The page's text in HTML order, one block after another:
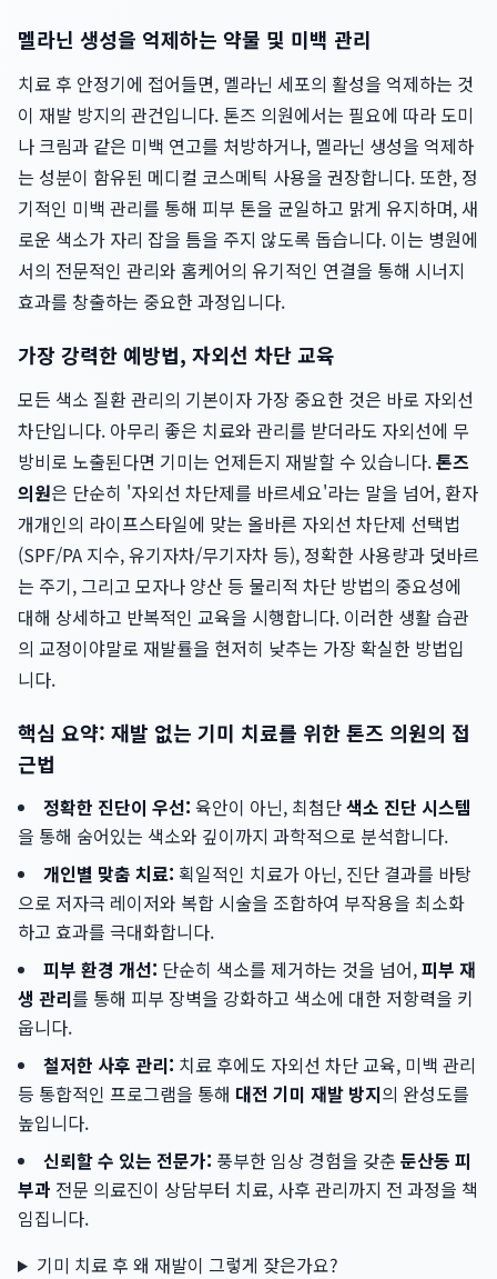
멜라닌 생성을 억제하는 약물 및 미백 관리
치료 후 안정기에 접어들면, 멜라닌 세포의 활성을 억제하는 것
이 재발 방지의 관건입니다. 톤즈 의원에서는 필요에 따라 도미
나 크림과 같은 미백 연고를 처방하거나, 멜라닌 생성을 억제하
는 성분이 함유된 메디컬 코스메틱 사용을 권장합니다. 또한, 정
기적인 미백 관리를 통해 피부 톤을 균일하고 맑게 유지하며, 새
로운 색소가 자리 잡을 틈을 주지 않도록 돕습니다. 이는 병원에
서의 전문적인 관리와 홈케어의 유기적인 연결을 통해 시너지
효과를 창출하는 중요한 과정입니다.
가장 강력한 예방법, 자외선 차단 교육
모든 색소 질환 관리의 기본이자 가장 중요한 것은 바로 자외선
차단입니다. 아무리 좋은 치료와 관리를 받더라도 자외선에 무
방비로 노출된다면 기미는 언제든지 재발할 수 있습니다.톤즈
의원은 단순히 '자외선 차단제를 바르세요'라는 말을 넘어, 환자
개개인의 라이프스타일에 맞는 올바른 자외선 차단제 선택법
(SPF/PA 지수, 유기자차/무기자차 등), 정확한 사용량과 덧바르
는 주기, 그리고 모자나 양산 등 물리적 차단 방법의 중요성에
대해 상세하고 반복적인 교육을 시행합니다. 이러한 생활 습관
의 교정이야말로 재발률을 현저히 낮추는 가장 확실한 방법입
니다.
핵심 요약: 재발 없는 기미 치료를 위한 톤즈 의원의 접
근법
정확한 진단이 우선: 육안이 아닌, 최첨단색소 진단 시스템
을 통해 숨어있는 색소와 깊이까지 과학적으로 분석합니다.
개인별 맞춤 치료: 획일적인 치료가 아닌, 진단 결과를 바탕
으로 저자극 레이저와 복합 시술을 조합하여 부작용을 최소화
하고 효과를 극대화합니다.
피부 환경 개선: 단순히 색소를 제거하는 것을 넘어,피부 재
생 관리를 통해 피부 장벽을 강화하고 색소에 대한 저항력을 키
웁니다.
철저한 사후 관리: 치료 후에도 자외선 차단 교육, 미백 관리
등 통합적인 프로그램을 통해 대전 기미 재발 방지의 완성도를
높입니다.
신뢰할 수 있는 전문가: 풍부한 임상 경험을 갖춘 둔산동 피
부과 전문 의료진이 상담부터 치료, 사후 관리까지 전 과정을 책
임집니다.
기미 치료 후 왜 재발이 그렇게 잦은가요?